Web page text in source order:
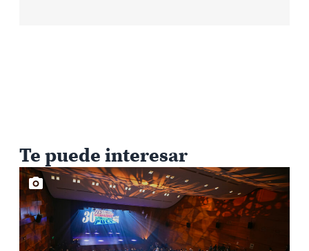
Te puede interesar